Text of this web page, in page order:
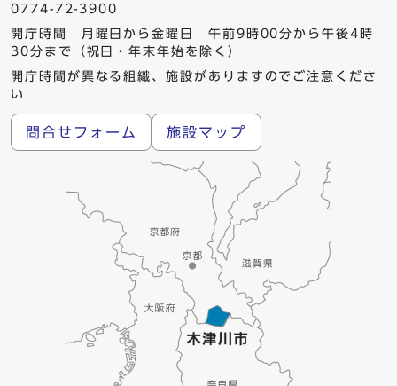
0774-72-3900
開庁時間 月曜日から金曜日 午前9時00分から午後4時
30分まで（祝日・年末年始を除く）
開庁時間が異なる組織、施設がありますのでご注意くださ
い
問合せフォーム 施設マップ